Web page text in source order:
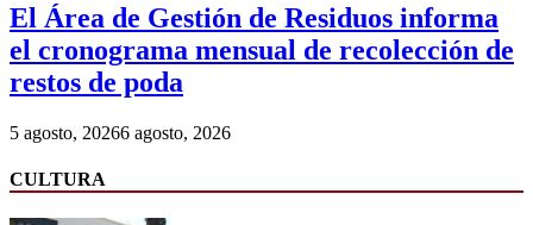
El Área de Gestión de Residuos informa
el cronograma mensual de recolección de
restos de poda
5 agosto, 20266 agosto, 2026
CULTURA